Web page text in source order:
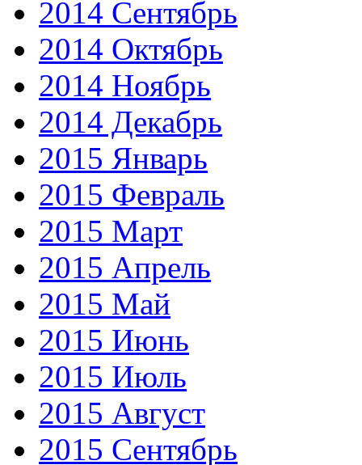
2014 Сентябрь
2014 Октябрь
2014 Ноябрь
2014 Декабрь
2015 Январь
2015 Февраль
2015 Март
2015 Апрель
2015 Май
2015 Июнь
2015 Июль
2015 Август
2015 Сентябрь